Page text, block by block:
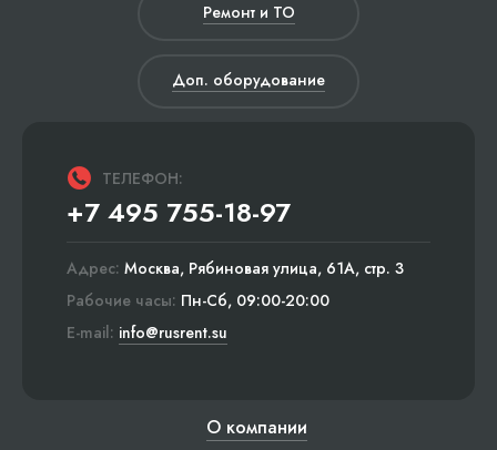
Ремонт и ТО
Доп. оборудование
ТЕЛЕФОН:
+7 495 755-18-97
Адрес: Москва, Рябиновая улица, 61А, стр. 3
Рабочие часы: Пн-Сб, 09:00-20:00
E-mail: info@rusrent.su
О компании